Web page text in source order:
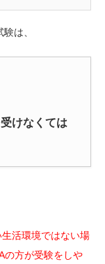
は、
けなくては
活環境ではない場
の方が受験をしや